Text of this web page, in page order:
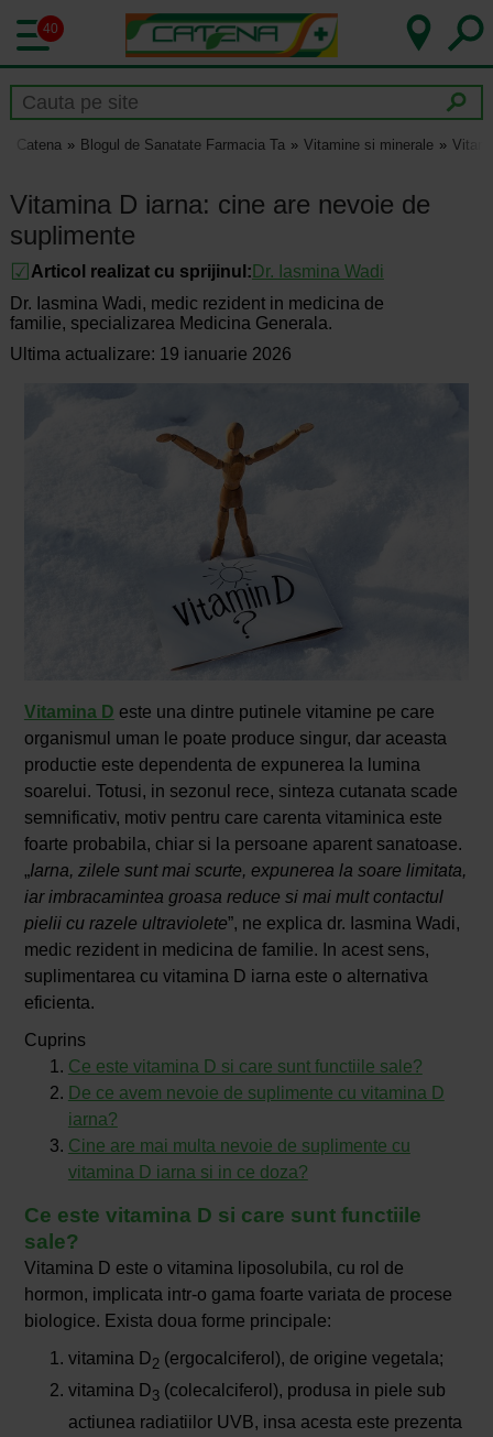
40
Catena Blogul de Sanatate Farmacia Ta Vitamine si minerale
Vitamina D iarna: cine are nevoie de
suplimente
Articol realizat cu sprijinul: Dr. Iasmina Wadi
Dr. Iasmina Wadi, medic rezident in medicina de
familie, specializarea Medicina Generala.
Ultima actualizare: 19 ianuarie 2026
Vitamina D este una dintre putinele vitamine pe care
organismul uman le poate produce singur, dar aceasta
productie este dependenta de expunerea la lumina
soarelui. Totusi, in sezonul rece, sinteza cutanata scade
semnificativ, motiv pentru care carenta vitaminica este
foarte probabila, chiar si la persoane aparent sanatoase.
„Iarna, zilele sunt mai scurte, expunerea la soare limitata,
iar imbracamintea groasa reduce si mai mult contactul
pielii cu razele ultraviolete”, ne explica dr. Iasmina Wadi,
medic rezident in medicina de familie. In acest sens,
suplimentarea cu vitamina D iarna este o alternativa
eficienta.
Cuprins
Ce este vitamina D si care sunt functiile sale?
De ce avem nevoie de suplimente cu vitamina D
iarna?
Cine are mai multa nevoie de suplimente cu
vitamina D iarna si in ce doza?
Ce este vitamina D si care sunt functiile
sale?
Vitamina D este o vitamina liposolubila, cu rol de
hormon, implicata intr-o gama foarte variata de procese
biologice. Exista doua forme principale:
vitamina D2(ergocalciferol), de origine vegetala;
vitamina D3 (colecalciferol), produsa in piele sub
actiunea radiatiilor UVB, insa acesta este prezenta